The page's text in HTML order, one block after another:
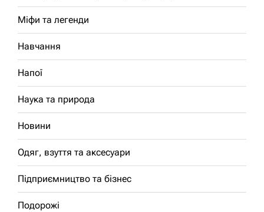
Міфи та легенди
Навчання
Напої
Наука та природа
Новини
Одяг, взуття та аксесуари
Підприємництво та бізнес
Подорожі